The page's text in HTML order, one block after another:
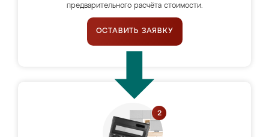
предварительного расчёта стоимости.
ОСТАВИТЬ ЗАЯВКУ